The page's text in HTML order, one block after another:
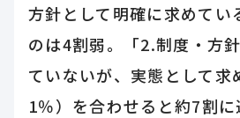
方針として明確に求めてい
のは4割弱。「2.制度・方
ていないが、実態として求
1％）を合わせると約7割に